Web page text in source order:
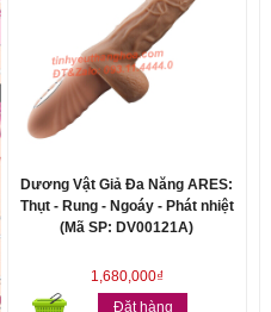
Dương Vật Giả Đa Năng ARES:
Thụt - Rung - Ngoáy - Phát nhiệt
(Mã SP: DV00121A)
1,680,000₫
Đặt hàng